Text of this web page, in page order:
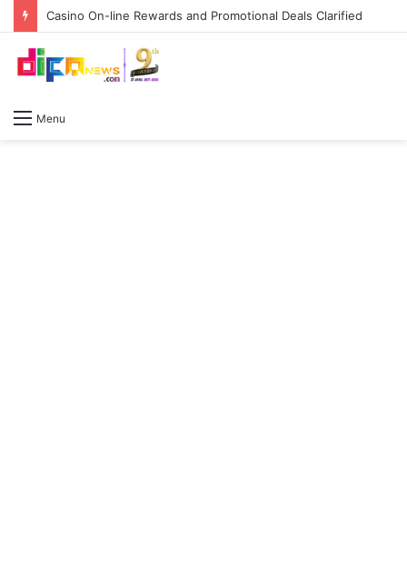
Casino On-line Rewards and Promotional Deals Clarified
Menu